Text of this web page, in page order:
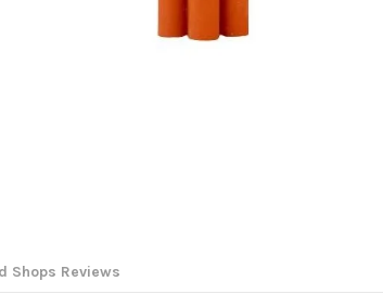
Shops Reviews